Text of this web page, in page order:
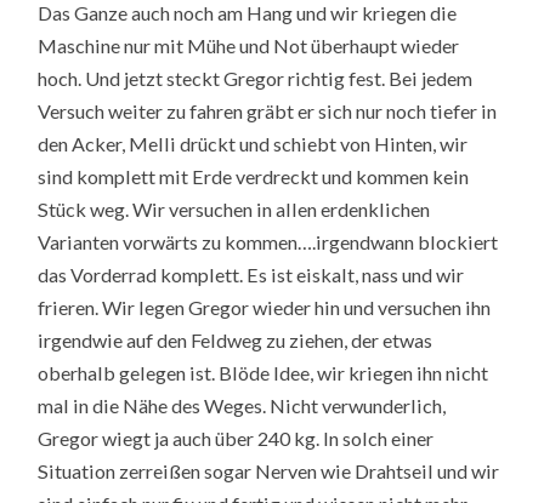
Das Ganze auch noch am Hang und wir kriegen die
Maschine nur mit Mühe und Not überhaupt wieder
hoch. Und jetzt steckt Gregor richtig fest. Bei jedem
Versuch weiter zu fahren gräbt er sich nur noch tiefer in
den Acker, Melli drückt und schiebt von Hinten, wir
sind komplett mit Erde verdreckt und kommen kein
Stück weg. Wir versuchen in allen erdenklichen
Varianten vorwärts zu kommen….irgendwann blockiert
das Vorderrad komplett. Es ist eiskalt, nass und wir
frieren. Wir legen Gregor wieder hin und versuchen ihn
irgendwie auf den Feldweg zu ziehen, der etwas
oberhalb gelegen ist. Blöde Idee, wir kriegen ihn nicht
mal in die Nähe des Weges. Nicht verwunderlich,
Gregor wiegt ja auch über 240 kg. In solch einer
Situation zerreißen sogar Nerven wie Drahtseil und wir